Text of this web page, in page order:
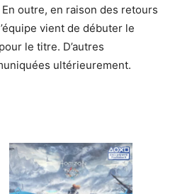
outre, en raison des retours
vient de débuter le
le titre. D’autres
ultérieurement.